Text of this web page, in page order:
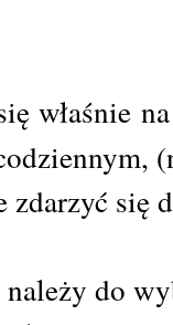
właśnie
zdarzyć się
do